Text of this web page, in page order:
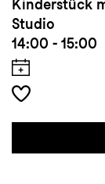
Kinderstück
Studio
14:00 - 15:00